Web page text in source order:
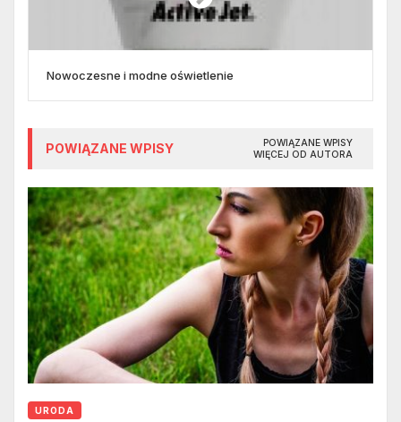
Nowoczesne i modne oświetlenie
POWIĄZANE WPISY
POWIĄZANE WPISY
WIĘCEJ OD AUTORA
URODA